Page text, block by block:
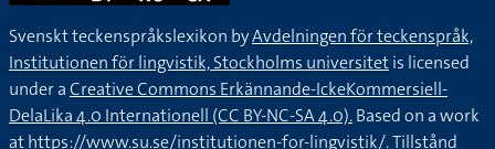
Svenskt teckenspråkslexikon byAvdelningen för teckenspråk,
Institutionen för lingvistik, Stockholms universitetis licensed
under aCreative Commons Erkännande-IckeKommersiell-
DelaLika 4.0 Internationell (CC BY-NC-SA 4.0).Based on a work
athttps://www.su.se/institutionen-for-lingvistik/. Tillstånd